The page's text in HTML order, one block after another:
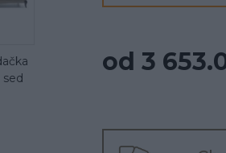
od 3
sed